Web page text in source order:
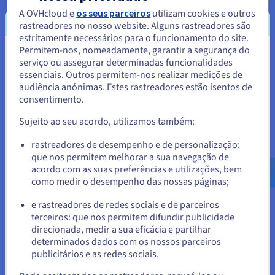
tempo de interrupção. No âmbito do apoio ao cliente, os
chatbots baseados em inteligência artificial podem tratar
questões comuns, permitindo que os agentes humanos
resolvam mais problemas.
Além disso, contribui para uma melhor tomada de
decisões. Analisam grandes quantidades de dados,
identificam padrões e tendências que os seres humanos
podem perder e fornecem informações valiosas para
apoiar melhores decisões.
Isto é particularmente útil em áreas como as finanças,
onde os agentes de IA podem analisar dados de mercado
para identificar oportunidades de investimento, ou na
Parece que está localizado em
Estados Unidos.
Para encomendar a partir de Estados Unidos, terá de consultar e
Aceder ao website do Estados Unidos
us.ovhcloud.com/
Inglês USD - $
ou
Ficar no website atual
Selecionar outro website
A OVHcloud e os seus parceiros utilizam cookies e outros
rastreadores no nosso website. Alguns rastreadores são
estritamente necessários para o funcionamento do site.
Permitem-nos, nomeadamente, garantir a segurança do
serviço ou assegurar determinadas funcionalidades
essenciais. Outros permitem-nos realizar medições de
audiência anónimas. Estes rastreadores estão isentos de
consentimento.
Sujeito ao seu acordo, utilizamos também:
rastreadores de desempenho e de personalização:
que nos permitem melhorar a sua navegação de
acordo com as suas preferências e utilizações, bem
como medir o desempenho das nossas páginas;
e rastreadores de redes sociais e de parceiros
terceiros: que nos permitem difundir publicidade
direcionada, medir a sua eficácia e partilhar
determinados dados com os nossos parceiros
publicitários e as redes sociais.